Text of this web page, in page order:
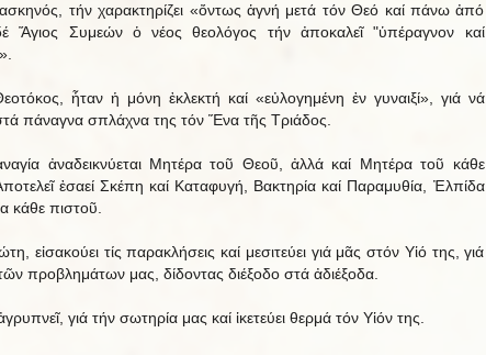
τήν χαρακτηρίζει «ὄντως ἁγνή μετά τόν Θεό καί πάνω ἀπό
Ἅγιος Συμεών ὁ νέος θεολόγος τήν ἀποκαλεῖ "ὑπέραγνον καί
ἦταν ἡ μόνη ἐκλεκτή καί «εὐλογημένη ἐν γυναιξί», γιά νά
πάναγνα σπλάχνα της τόν Ἕνα τῆς Τριάδος.
ἀναδεικνύεται Μητέρα τοῦ Θεοῦ, ἀλλά καί Μητέρα τοῦ κάθε
ἐσαεί Σκέπη καί Καταφυγή, Βακτηρία καί Παραμυθία, Ἐλπίδα
κάθε πιστοῦ.
εἰσακούει τίς παρακλήσεις καί μεσιτεύει γιά μᾶς στόν Υἱό της, γιά
προβλημάτων μας, δίδοντας διέξοδο στά ἀδιέξοδα.
γιά τήν σωτηρία μας καί ἱκετεύει θερμά τόν Υἱόν της.